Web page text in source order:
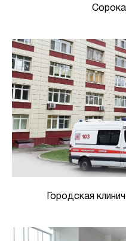
Сорока
Городская